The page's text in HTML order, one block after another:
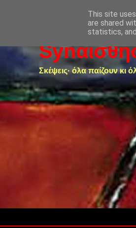
Σκέψεις· όλα παίζουν κι
This site
are shared
statistics,